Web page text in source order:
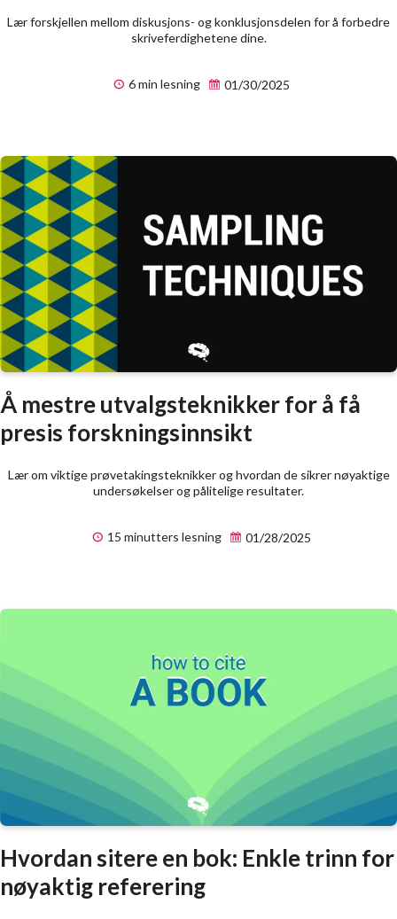
Lær forskjellen mellom diskusjons- og konklusjonsdelen for å forbedre
skriveferdighetene dine.
6 min lesning 01/30/2025
Å mestre utvalgsteknikker for å få
presis forskningsinnsikt
Lær om viktige prøvetakingsteknikker og hvordan de sikrer nøyaktige
undersøkelser og pålitelige resultater.
15 minutters lesning 01/28/2025
Hvordan sitere en bok: Enkle trinn for
nøyaktig referering